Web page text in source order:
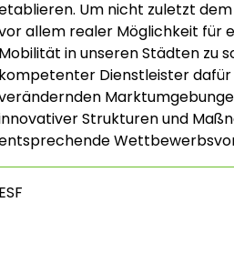
Um nicht zuletzt
allem realer Möglichkeit für
Mobilität in unseren Städten zu
kompetenter Dienstleister dafür
Strukturen und
ESF